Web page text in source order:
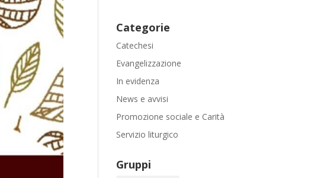
Categorie
Catechesi
Evangelizzazione
In evidenza
News e avvisi
Promozione sociale e Carità
Servizio liturgico
Gruppi